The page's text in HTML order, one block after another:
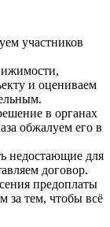
участников
и оцениваем
в органах
обжалуем его в
недостающие для
договор.
предоплаты
за тем, чтобы всё